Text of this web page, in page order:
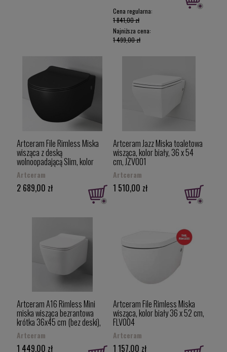
Cena regularna:
1 841,00 zł
Najniższa cena:
1 499,00 zł
Artceram File Rimless Miska
wisząca z deską
wolnoopadającą Slim, kolor
czarny mat 36 x 52 cm,
FLV00417+FLA01417
Artceram
2 689,00 zł
Artceram Jazz Miska toaletowa
wisząca, kolor biały, 36 x 54
cm, JZV001
Artceram
1 510,00 zł
Artceram A16 Rimless Mini
miska wisząca bezrantowa
krótka 36x45 cm (bez deski),
kolor biały ASV005
Artceram
1 449,00 zł
Artceram File Rimless Miska
wisząca, kolor biały 36 x 52 cm,
FLV004
Artceram
1 157,00 zł